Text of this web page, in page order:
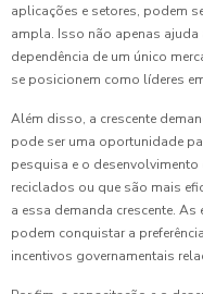
aplicações e setores, podem
ampla. Isso não apenas
dependência de um único
se posicionem como líderes
Além disso, a crescente
pode ser uma oportunidade
pesquisa e o
reciclados ou que são mais
a essa demanda crescente.
podem conquistar a
incentivos governamentais